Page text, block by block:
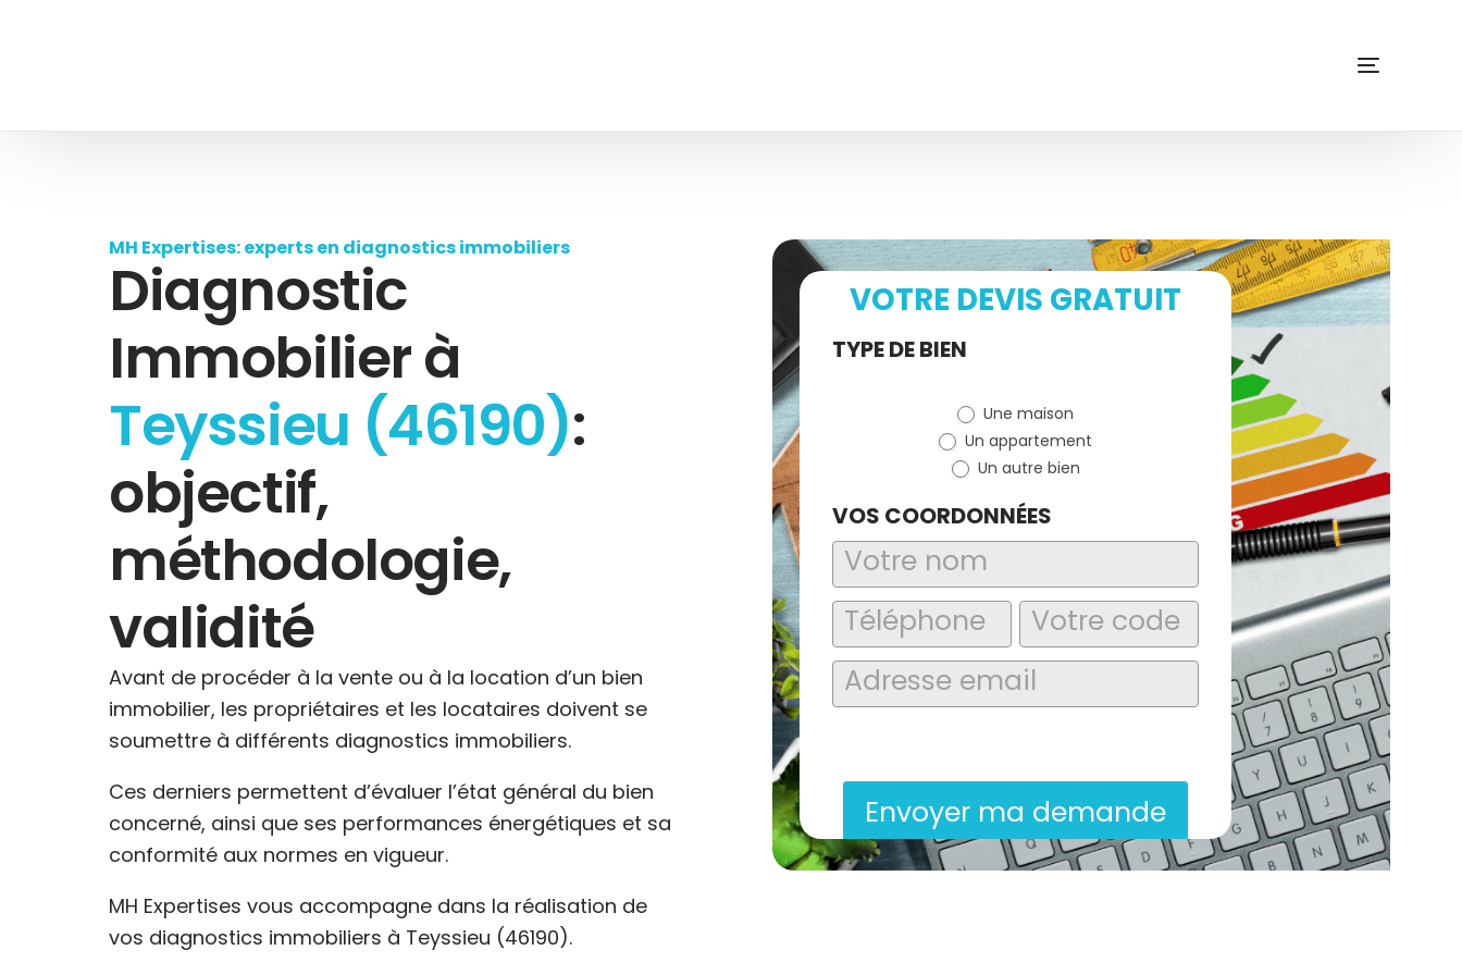
MH Expertises: experts en diagnostics immobiliers
Diagnostic
Immobilier à
Teyssieu (46190):
objectif,
méthodologie,
validité
Avant de procéder à la vente ou à la location d’un bien
immobilier, les propriétaires et les locataires doivent se
soumettre à différents diagnostics immobiliers.
Ces derniers permettent d’évaluer l’état général du bien
concerné, ainsi que ses performances énergétiques et sa
conformité aux normes en vigueur.
MH Expertises vous accompagne dans la réalisation de
vos diagnostics immobiliers à Teyssieu (46190).
VOTRE DEVIS GRATUIT
Demande
TYPE DE BIEN
Une maison
Un appartement
Un autre bien
VOS COORDONNÉES
Envoyer ma demande